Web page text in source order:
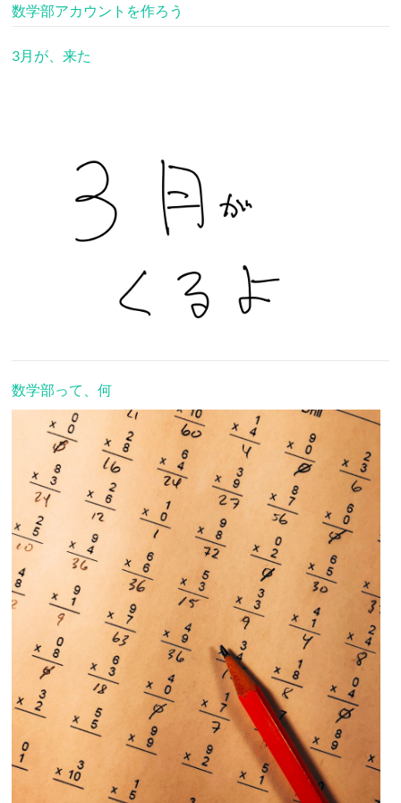
数学部アカウントを作ろう
3月が、来た
数学部って、何